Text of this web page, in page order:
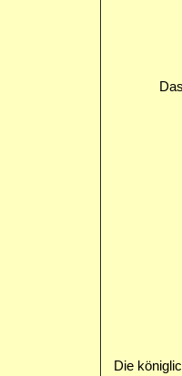
Die